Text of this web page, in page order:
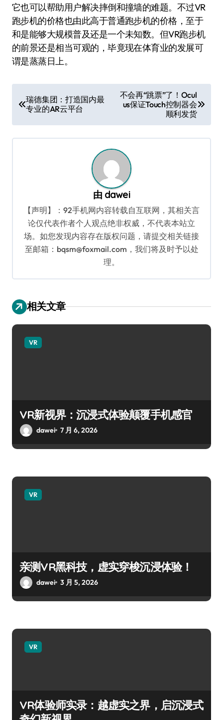
它也可以帮助用户解决摔倒和撞墙的难题。不过VR
跑步机的价格也由此高于普通跑步机的价格，至于
和是能够大规模普及还是一个未知数。但VR跑步机
的前景还是相当可观的，毕竟现在体育业的发展可
谓是蒸蒸日上。
章
导
航
瑞德集团：打造国内最
专业的AR云平台
不会再“跳票”了！Ocul
us保证Touch控制器会
顺利发货
由 dawei
【声明】：92手机网内容转载自互联网，其相关言
论仅代表作者个人观点绝非权威，不代表本站立
场。如您发现内容存在版权问题，请提交相关链接
至邮箱：bqsm@foxmail.com，我们将及时予以处
理。
相关文章
VR
VR新视界：沉浸式体验颠覆手机感官
dawei 7 月 6, 2026
VR
亲测VR黑科技，虚实穿梭沉浸体验！
dawei 3 月 5, 2026
VR
VR体验师实录：越虚实之界，启沉浸式